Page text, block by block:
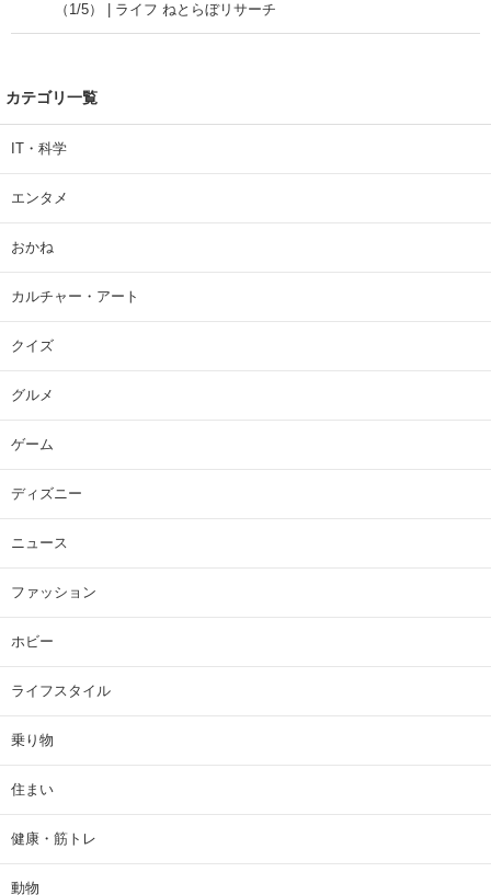
（1/5） | ライフ ねとらぼリサーチ
カテゴリ一覧
IT・科学
エンタメ
おかね
カルチャー・アート
クイズ
グルメ
ゲーム
ディズニー
ニュース
ファッション
ホビー
ライフスタイル
乗り物
住まい
健康・筋トレ
動物